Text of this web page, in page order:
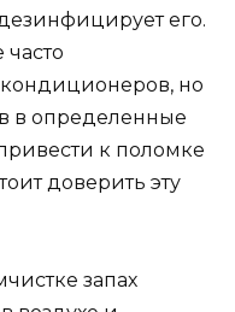
его.
но
в определенные
к поломке
доверить эту
запах